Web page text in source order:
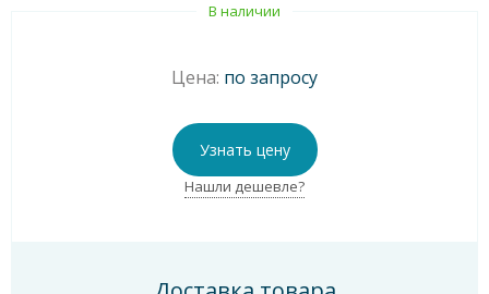
В наличии
Цена: по запросу
Узнать цену
Нашли дешевле?